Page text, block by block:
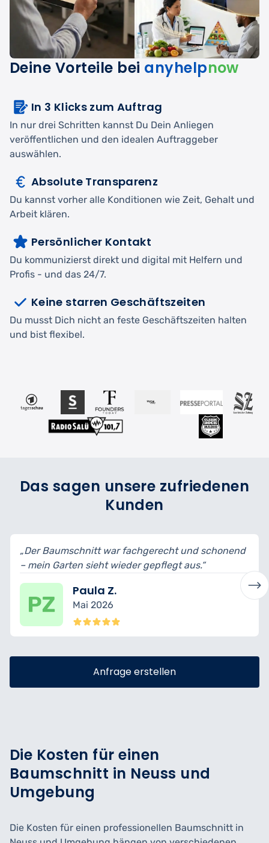
Deine Vorteile bei anyhelpnow
In 3 Klicks zum Auftrag
In nur drei Schritten kannst Du Dein Anliegen
veröffentlichen und den idealen Auftraggeber
auswählen.
Absolute Transparenz
Du kannst vorher alle Konditionen wie Zeit, Gehalt und
Arbeit klären.
Persönlicher Kontakt
Du kommunizierst direkt und digital mit Helfern und
Profis - und das 24/7.
Keine starren Geschäftszeiten
Du musst Dich nicht an feste Geschäftszeiten halten
und bist flexibel.
Das sagen unsere zufriedenen
Kunden
war fachgerecht und schonend
wieder gepflegt aus.“
Z.
„Sehr sorgfältiger
– es wirkt alles
Anfrage erstellen
Die Kosten für einen
Baumschnitt in Neuss und
Umgebung
Die Kosten für einen professionellen Baumschnitt in